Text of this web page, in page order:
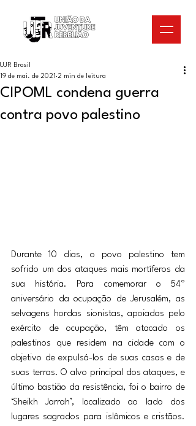
CIPOML condena guerra
contra povo palestino
UJR Brasil
19 de mai. de 2021 2 min de leitura
Durante 10 dias, o povo palestino tem
sofrido um dos ataques mais mortíferos da
sua história. Para comemorar o 54º
aniversário da ocupação de Jerusalém, as
selvagens hordas sionistas, apoiadas pelo
exército de ocupação, têm atacado os
palestinos que residem na cidade com o
objetivo de expulsá-los de suas casas e de
suas terras. O alvo principal dos ataques, e
último bastião da resistência, foi o bairro de
‘Sheikh Jarrah’, localizado ao lado dos
lugares sagrados para islâmicos e cristãos.